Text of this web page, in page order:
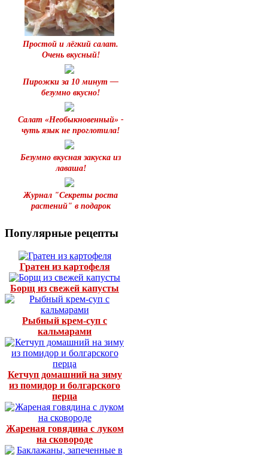
Простой и лёгкий салат.
Очень вкусный!
Пирожки за 10 минут —
безумно вкусно!
Салат «Необыкновенный» -
чуть язык не проглотила!
Безумно вкусная закуска из
лаваша!
Журнал "Секреты роста
растений" в подарок
Популярные рецепты
Гратен из картофеля
Борщ из свежей капусты
Рыбный крем-суп с
кальмарами
Кетчуп домашний на зиму
из помидор и болгарского
перца
Жареная говядина с луком
на сковороде